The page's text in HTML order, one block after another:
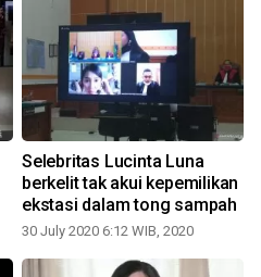
Selebritas Lucinta Luna
berkelit tak akui kepemilikan
ekstasi dalam tong sampah
30 July 2020 6:12 WIB, 2020